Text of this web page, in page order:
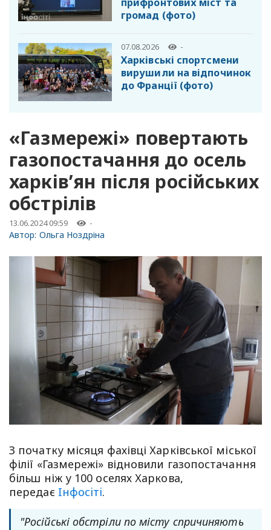
громад (фото)
07.08.2026 -
Харківські спортсмени
вирушили на відпочинок
до Франції (фото)
«Газмережі» повертають
газопостачання до осель
харків’ян після російських
обстрілів
13.06.2024 09:59 -
Автор: Ольга Ноздріна
З початку місяця фахівці Харківської міської
філії «Газмережі» відновили газопостачання
більш ніж у 100 оселях Харкова,
передає Iнфосiтi.
"Російські обстріли по місту спричиняють